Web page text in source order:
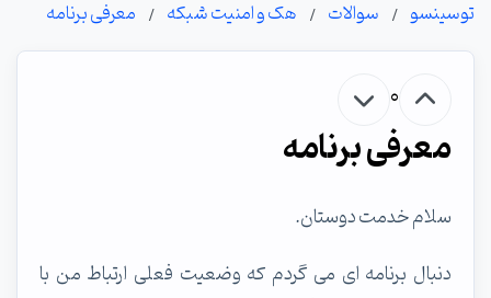
توسینسو سوالات هک و امنیت شبکه معرفی برنامه
0
معرفی برنامه
سلام خدمت دوستان.
دنبال برنامه ای می گردم که وضعیت فعلی ارتباط من با